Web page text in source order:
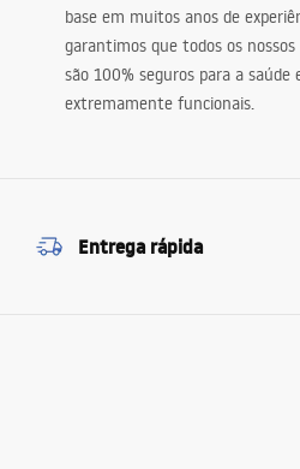
base em muitos anos de
garantimos que todos os
são 100% seguros para a saúde
extremamente funcionais.
Entrega rápida